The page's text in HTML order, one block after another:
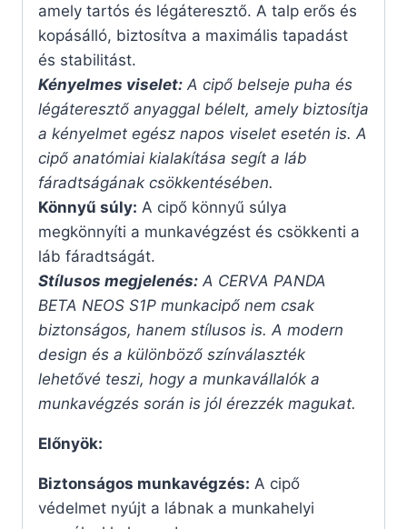
amely tartós és légáteresztő. A talp erős és
kopásálló, biztosítva a maximális tapadást
és stabilitást.
Kényelmes viselet: A cipő belseje puha és
légáteresztő anyaggal bélelt, amely biztosítja
a kényelmet egész napos viselet esetén is. A
cipő anatómiai kialakítása segít a láb
fáradtságának csökkentésében.
Könnyű súly: A cipő könnyű súlya
megkönnyíti a munkavégzést és csökkenti a
láb fáradtságát.
Stílusos megjelenés: A CERVA PANDA
BETA NEOS S1P munkacipő nem csak
biztonságos, hanem stílusos is. A modern
design és a különböző színválaszték
lehetővé teszi, hogy a munkavállalók a
munkavégzés során is jól érezzék magukat.
Előnyök:
Biztonságos munkavégzés: A cipő
védelmet nyújt a lábnak a munkahelyi